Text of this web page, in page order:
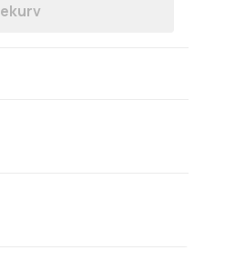
Islams forfalne hus | Ruud